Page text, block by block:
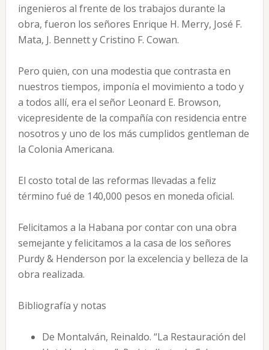
ingenieros al frente de los trabajos durante la
obra, fueron los señores Enrique H. Merry, José F.
Mata, J. Bennett y Cristino F. Cowan.
Pero quien, con una modestia que contrasta en
nuestros tiempos, imponía el movimiento a todo y
a todos allí, era el señor Leonard E. Browson,
vicepresidente de la compañía con residencia entre
nosotros y uno de los más cumplidos gentleman de
la Colonia Americana.
El costo total de las reformas llevadas a feliz
término fué de 140,000 pesos en moneda oficial.
Felicitamos a la Habana por contar con una obra
semejante y felicitamos a la casa de los señores
Purdy & Henderson por la excelencia y belleza de la
obra realizada.
Bibliografía y notas
De Montalván, Reinaldo. “La Restauración del